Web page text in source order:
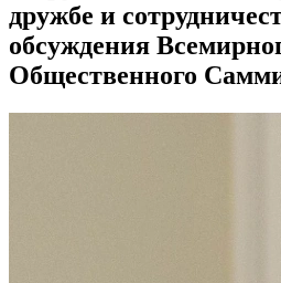
дружбе и
обсуждения
Общественного